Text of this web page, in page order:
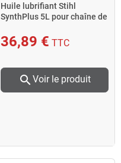
Huile lubrifiant Stihl
SynthPlus 5L pour chaîne de
36,89 € TTC
search Voir le produit